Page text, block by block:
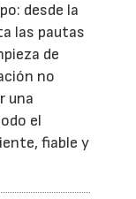
desde la
las pautas
de
no
una
el
fiable y